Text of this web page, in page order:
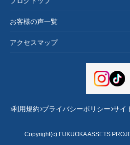
お客様の声一覧
アクセスマップ
利用規約 プライバシーポリシー サイ
Copyright(c) FUKUOKA ASSETS